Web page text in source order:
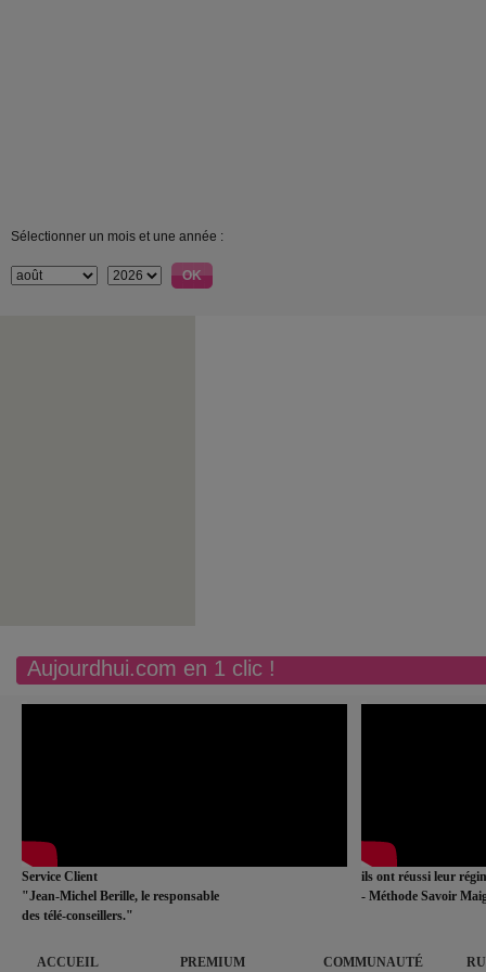
Sélectionner un mois et une année :
Aujourdhui.com en 1 clic !
Service Client
"Jean-Michel Berille, le responsable
des télé-conseillers."
ils ont réussi leur
- Méthode Savoir
ACCUEIL PREMIUM COMMUNAUTÉ